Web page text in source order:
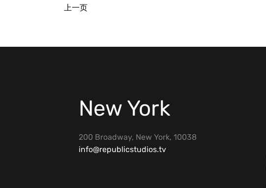
上一页
New York
200 Broadway, New York, 10038
info@republicstudios.tv